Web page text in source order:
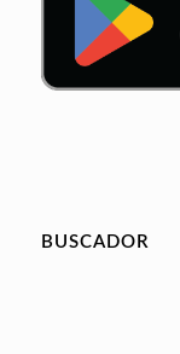
BUSCADOR